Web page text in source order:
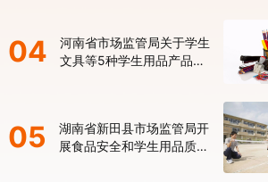
04
河南省市场监管局关于学生
文具等5种学生用品产品质
05
湖南省新田县市场监管局开
展食品安全和学生用品质量